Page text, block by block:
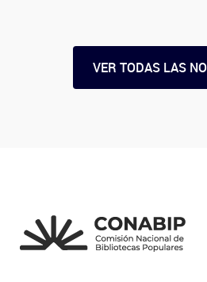
VER TODAS LAS